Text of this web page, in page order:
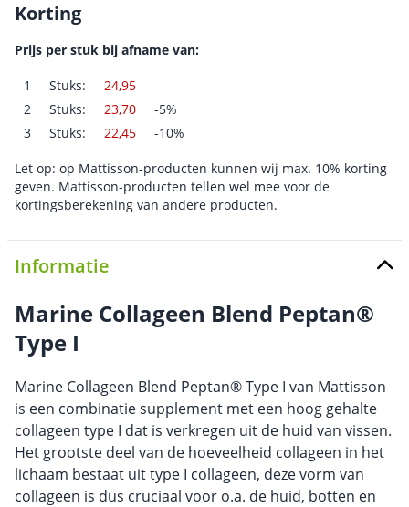
Korting
Prijs per stuk bij afname van:
1 Stuks:
24,95
2
Stuks: 23,70
-5%
3
Stuks: 22,45 -10%
Let op: op Mattisson-producten kunnen wij max. 10% korting
geven. Mattisson-producten tellen wel mee voor de
kortingsberekening van andere producten.
Informatie
Marine Collageen Blend Peptan®
Type I
Marine Collageen Blend Peptan® Type I van Mattisson
is een combinatie supplement met een hoog gehalte
collageen type I dat is verkregen uit de huid van vissen.
Het grootste deel van de hoeveelheid collageen in het
lichaam bestaat uit type I collageen, deze vorm van
collageen is dus cruciaal voor o.a. de huid, botten en